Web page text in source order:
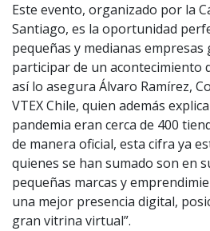
Este evento, organizado por la
Santiago, es la oportunidad
pequeñas y medianas empresas
participar de un acontecimiento
así lo asegura Álvaro Ramírez,
VTEX Chile, quien además
pandemia eran cerca de 400
de manera oficial, esta cifra ya
quienes se han sumado son en
pequeñas marcas y
una mejor presencia digital,
gran vitrina virtual”.